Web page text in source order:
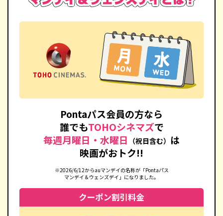
Pontaパス会員の方なら
誰でもTOHOシネマズで
毎週月曜日・水曜日 （祝日含む） は
映画がおトク!!
※2026/6/12からauマンデイの名称が「Pontaパス
マンデイ＆ウェンズデイ」になりました。